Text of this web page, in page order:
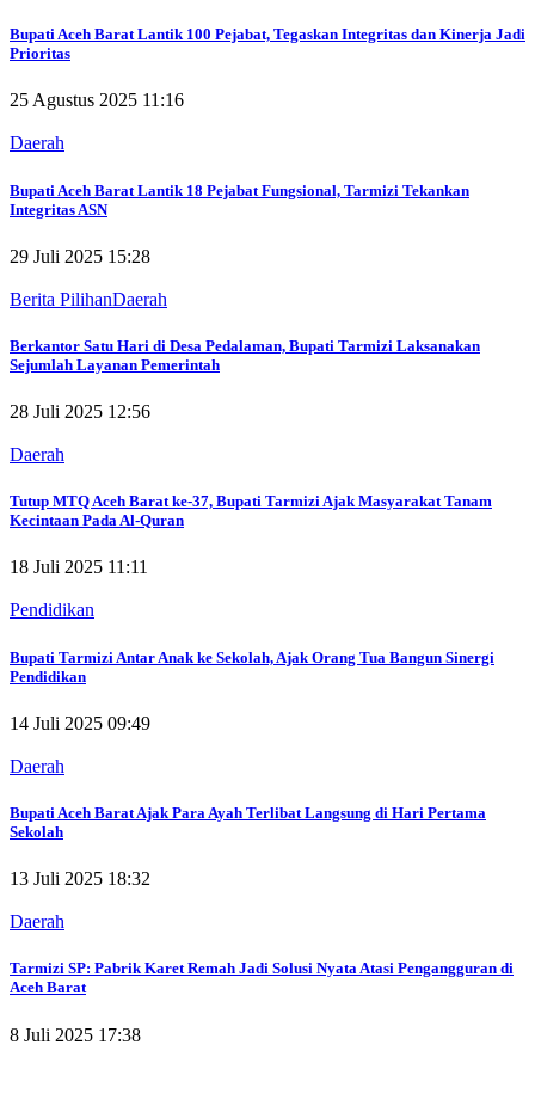
Bupati Aceh Barat Lantik 100 Pejabat, Tegaskan Integritas dan Kinerja Jadi
Prioritas
25 Agustus 2025 11:16
Daerah
Bupati Aceh Barat Lantik 18 Pejabat Fungsional, Tarmizi Tekankan
Integritas ASN
29 Juli 2025 15:28
Berita PilihanDaerah
Berkantor Satu Hari di Desa Pedalaman, Bupati Tarmizi Laksanakan
Sejumlah Layanan Pemerintah
28 Juli 2025 12:56
Daerah
Tutup MTQ Aceh Barat ke-37, Bupati Tarmizi Ajak Masyarakat Tanam
Kecintaan Pada Al-Quran
18 Juli 2025 11:11
Pendidikan
Bupati Tarmizi Antar Anak ke Sekolah, Ajak Orang Tua Bangun Sinergi
Pendidikan
14 Juli 2025 09:49
Daerah
Bupati Aceh Barat Ajak Para Ayah Terlibat Langsung di Hari Pertama
Sekolah
13 Juli 2025 18:32
Daerah
Tarmizi SP: Pabrik Karet Remah Jadi Solusi Nyata Atasi Pengangguran di
Aceh Barat
8 Juli 2025 17:38